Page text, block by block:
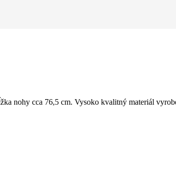
nohy cca 76,5 cm. Vysoko kvalitný materiál